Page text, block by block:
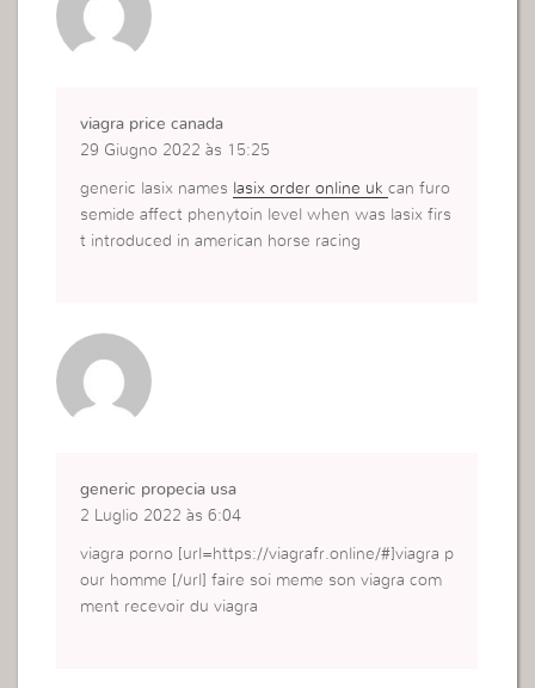
viagra price canada
29 Giugno 2022 às 15:25
generic lasix names lasix order online ukcan furo
semide affect phenytoin level when was lasix firs
t introduced in american horse racing
generic propecia usa
2 Luglio 2022 às 6:04
viagra porno [url=https://viagrafr.online/#]viagra p
our homme [/url] faire soi meme son viagra com
ment recevoir du viagra